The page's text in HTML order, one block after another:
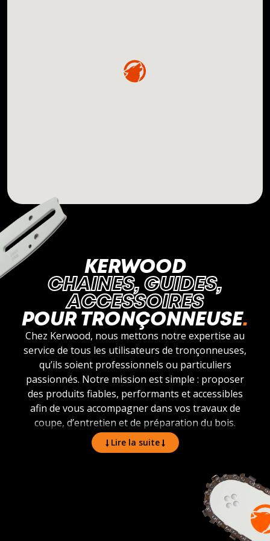
KERWOOD
CHAINES, GUIDES,
ACCESSOIRES
POUR TRONÇONNEUSE
Chez Kerwood, nous mettons notre expertise au
service de tous les utilisateurs de tronçonneuses,
qu’ils soient professionnels ou particuliers
passionnés. Notre mission est simple : proposer
des produits fiables, performants et accessibles
afin de vous accompagner dans vos travaux de
coupe, d’entretien et de préparation du bois.
Notre marque s’appuie sur une large gamme
chaînes, guides, accessoires et pièces détachées.
Chaque produit Kerwood est conçu pour offrir
robustesse, sécurité et confort d’utilisation. Nous
savons que votre matériel doit être efficace en
toutes circonstances, c’est pourquoi nous
Lire la suite